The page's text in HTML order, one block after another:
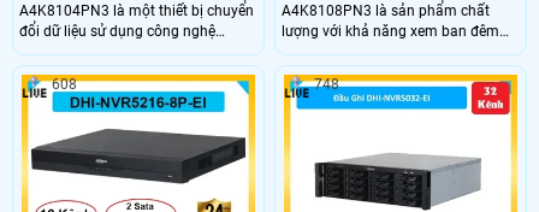
A4K8104PN3 là một thiết bị chuyển
đổi dữ liệu sử dụng công nghệ
Power over Ethernet (POE) tiên tiến.
Với khả năng hỗ trợ 4 cổng kết nối
camera IP và cung cấp nguồn điện
qua cáp mạng, đầu thu này giúp
giảm thiểu việc sử dụng dây nguồn
truyền thống và tối ưu hóa chi phí
lắp đặt hệ thống camera an ninh.
A4K8108PN3 là sản phẩm chất
lượng với khả năng xem ban đêm
sắc nét. Với 1 HDD, đầu ghi này
mang lại hình ảnh chất lượng cao
và tiết kiệm dây IP POE cho các
công trình dân dụng. Đầu ghi 8 kênh
chiều dễ dàng, có loa và micro tích
608 748